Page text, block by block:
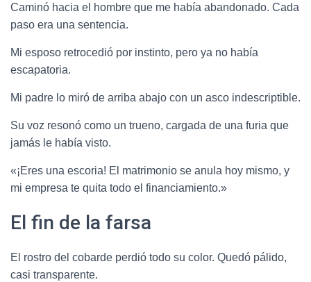
Caminó hacia el hombre que me había abandonado. Cada
paso era una sentencia.
Mi esposo retrocedió por instinto, pero ya no había
escapatoria.
Mi padre lo miró de arriba abajo con un asco indescriptible.
Su voz resonó como un trueno, cargada de una furia que
jamás le había visto.
«¡Eres una escoria! El matrimonio se anula hoy mismo, y
mi empresa te quita todo el financiamiento.»
El fin de la farsa
El rostro del cobarde perdió todo su color. Quedó pálido,
casi transparente.